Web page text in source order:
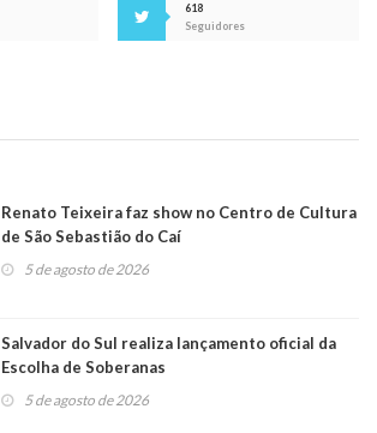
618
Seguidores
Renato Teixeira faz show no Centro de Cultura
de São Sebastião do Caí
5 de agosto de 2026
Salvador do Sul realiza lançamento oficial da
Escolha de Soberanas
5 de agosto de 2026